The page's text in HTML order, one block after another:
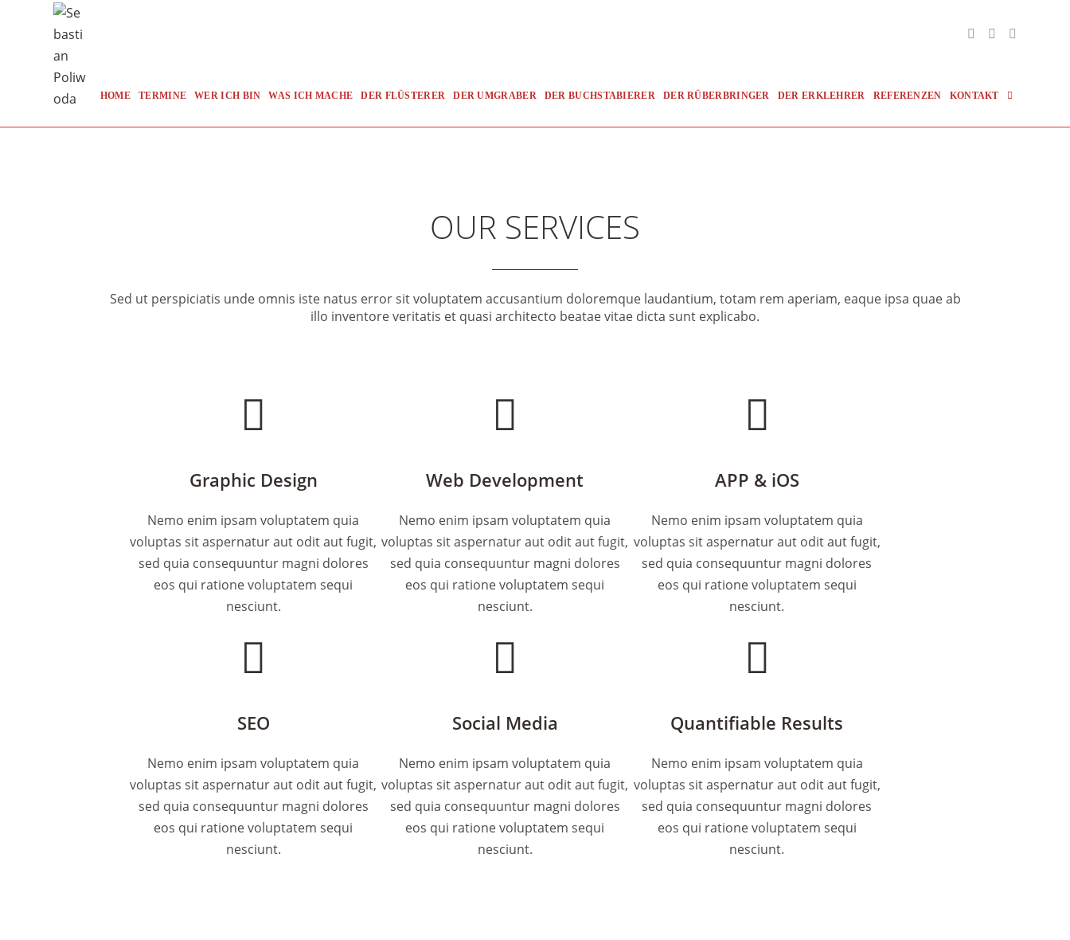
HOME TERMINE WER ICH BIN WAS ICH MACHE DER FLÜSTERER DER UMGRABER DER BUCHSTABIERER DER RÜBERBRINGER DER ERKLEHRER REFERENZEN KONTAKT Toggle
OUR SERVICES
Sed ut perspiciatis unde omnis iste natus error sit voluptatem accusantium doloremque laudantium, totam rem aperiam, eaque ipsa quae ab
illo inventore veritatis et quasi architecto beatae vitae dicta sunt explicabo.
Graphic Design
Nemo enim ipsam voluptatem quia
voluptas sit aspernatur aut odit aut fugit,
sed quia consequuntur magni dolores
eos qui ratione voluptatem sequi
nesciunt.
Web Development
Nemo enim ipsam voluptatem quia
voluptas sit aspernatur aut odit aut fugit,
sed quia consequuntur magni dolores
eos qui ratione voluptatem sequi
nesciunt.
APP & iOS
Nemo enim ipsam voluptatem quia
voluptas sit aspernatur aut odit aut fugit,
sed quia consequuntur magni dolores
eos qui ratione voluptatem sequi
nesciunt.
SEO
Nemo enim ipsam voluptatem quia
voluptas sit aspernatur aut odit aut fugit,
sed quia consequuntur magni dolores
eos qui ratione voluptatem sequi
nesciunt.
Social Media
Nemo enim ipsam voluptatem quia
voluptas sit aspernatur aut odit aut fugit,
sed quia consequuntur magni dolores
eos qui ratione voluptatem sequi
nesciunt.
Quantifiable Results
Nemo enim ipsam voluptatem quia
voluptas sit aspernatur aut odit aut fugit,
sed quia consequuntur magni dolores
eos qui ratione voluptatem sequi
nesciunt.